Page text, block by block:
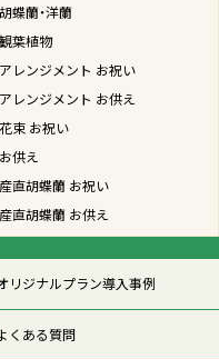
胡蝶蘭・洋蘭
観葉植物
アレンジメント お祝い
アレンジメント お供え
花束 お祝い
お供え
産直胡蝶蘭 お祝い
産直胡蝶蘭 お供え
リジナルプラン導入事例
くある質問